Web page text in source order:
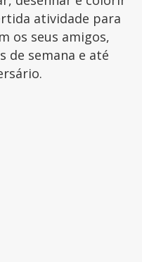
atividade para
os seus amigos,
de semana e até